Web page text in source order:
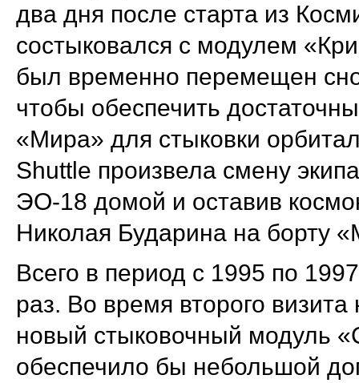
два дня после старта из
состыковался с модулем
был временно перемещен
чтобы обеспечить
«Мира» для стыковки
Shuttle произвела смену
ЭО-18 домой и оставив
Николая Бударина на борту
Всего в период с 1995 по
раз. Во время второго
новый стыковочный модуль
обеспечило бы небольшой